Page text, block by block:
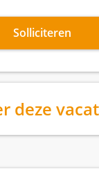
Solliciteren
deze